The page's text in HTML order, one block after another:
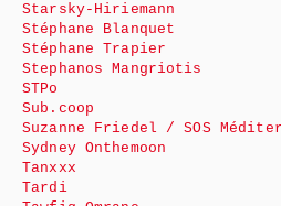
Starsky-Hiriemann
Stéphane Blanquet
Stéphane Trapier
Stephanos Mangriotis
STPo
Sub.coop
Suzanne Friedel / SOS
Sydney Onthemoon
Tanxxx
Tardi